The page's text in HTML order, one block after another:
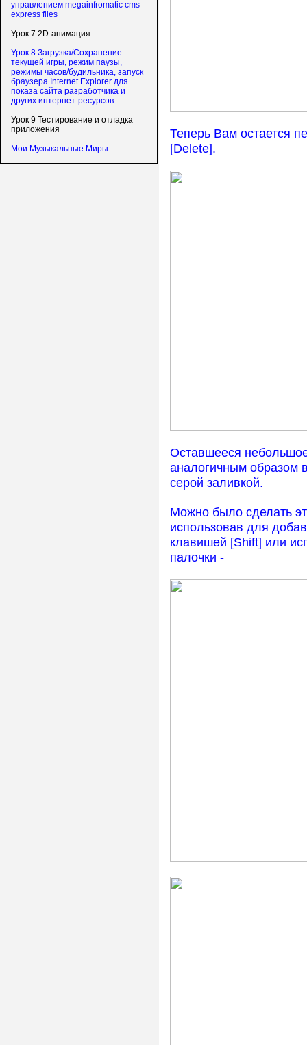
управлением megainfromatic cms
express files
Урок 7 2D-анимация
Урок 8 Загрузка/Сохранение
текущей игры, режим паузы,
режимы часов/будильника, запуск
браузера Internet Explorer для
показа сайта разработчика и
других интернет-ресурсов
Урок 9 Тестирование и отладка
приложения
Мои Музыкальные Миры
Теперь Вам остается
[Delete].
Оставшееся
аналогичным образом
серой заливкой.
Можно было сделать
использовав для
клавишей [Shift] или
палочки -